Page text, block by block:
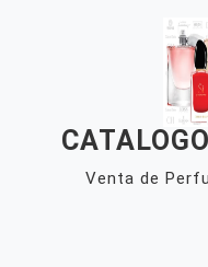
Venta de